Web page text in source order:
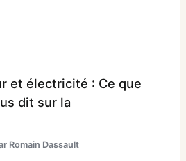
et électricité : Ce que
dit sur la
Romain Dassault